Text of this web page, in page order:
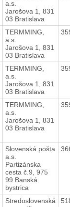
a.s.
Jarošova 1, 831
03 Bratislava
TERMMING,
a.s.
Jarošova 1, 831
03 Bratislava
TERMMING,
a.s.
Jarošova 1, 831
03 Bratislava
TERMMING,
a.s.
Jarošova 1, 831
03 Bratislava
Slovenská pošta
a.s.
Partizánska
cesta č.9, 975
99 Banská
bystrica
Stredoslovenská